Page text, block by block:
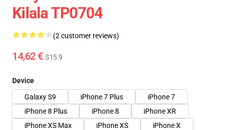
Kilala TP0704
(2 customer reviews)
14,62 € $15.9
Device
Galaxy S9
iPhone 7 Plus
iPhone 7
iPhone 8 Plus
iPhone 8
iPhone XR
iPhone XS Max
iPhone XS
iPhone X